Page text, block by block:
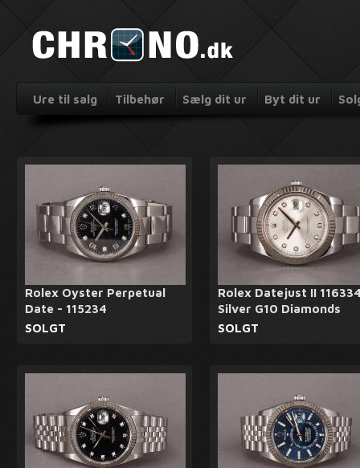
Ure til salg Tilbehør Sælg dit ur Byt dit ur
Rolex Oyster Perpetual
Date - 115234
SOLGT
Rolex Datejust II
Silver G10 Diamonds
SOLGT